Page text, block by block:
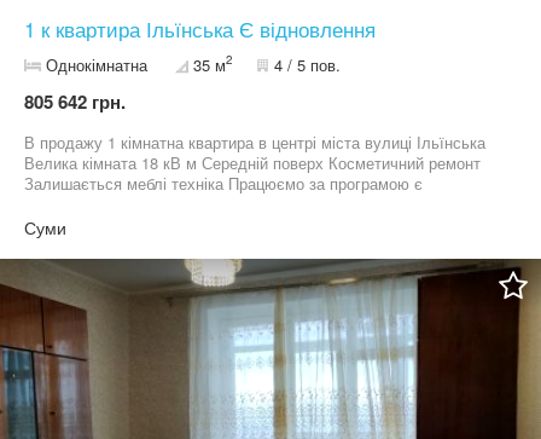
1 к квартира Ільїнська Є відновлення
Однокімнатна 35 м2 4 / 5 пов.
805 642 грн.
В продажу 1 кімнатна квартира в центрі міста вулиці Ільїнська
Велика кімната 18 кВ м Середній поверх Косметичний ремонт
Залишається меблі техніка Працюємо за програмою є
Суми